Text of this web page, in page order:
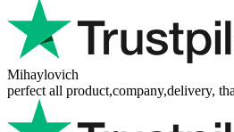
Mihaylovich
perfect all product,company,delivery,